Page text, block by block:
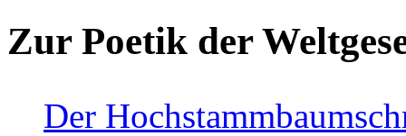
Zur Poetik der
Der